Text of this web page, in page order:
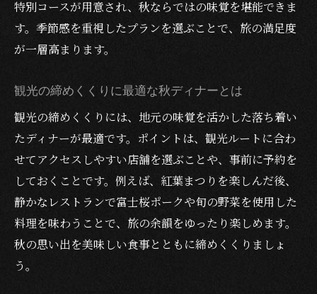
特別コースが用意され、秋ならではの味覚を堪能できま
す。季節感を重視したプランを選ぶことで、旅の満足度
が一層高まります。
観光の締めくくりに最適な秋ディナーとは
観光の締めくくりには、地元の味覚を活かした落ち着い
たディナーが最適です。ポイントは、観光ルートに合わ
せてアクセスしやすい店舗を選ぶことや、事前に予約を
しておくことです。例えば、紅葉まつりを楽しんだ後、
静かなレストランで富士桜ポークや旬の野菜を使用した
料理を味わうことで、旅の余韻をゆったり楽しめます。
秋の思い出を美味しい食事とともに締めくくりましょ
う。